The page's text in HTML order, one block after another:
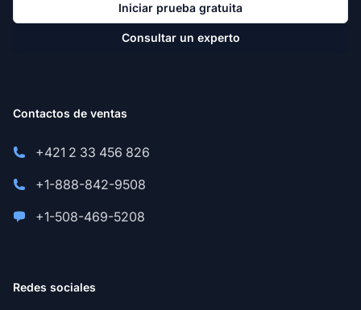
Iniciar prueba gratuita
Consultar un experto
Contactos de ventas
+421 2 33 456 826
+1-888-842-9508
+1-508-469-5208
Redes sociales